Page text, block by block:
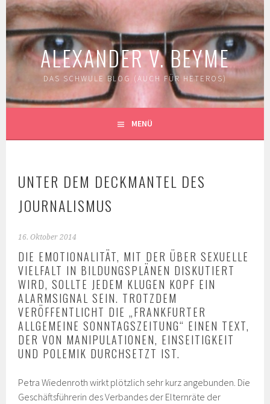
Springe
zum
Inhalt
ALEXANDER V. BEYME
DAS SCHWULE BLOG (AUCH FÜR HETEROS)
MENÜ
UNTER DEM DECKMANTEL DES
JOURNALISMUS
16. Oktober 2014
DIE EMOTIONALITÄT, MIT DER ÜBER SEXUELLE
VIELFALT IN BILDUNGSPLÄNEN DISKUTIERT
WIRD, SOLLTE JEDEM KLUGEN KOPF EIN
ALARMSIGNAL SEIN. TROTZDEM
VERÖFFENTLICHT DIE „FRANKFURTER
ALLGEMEINE SONNTAGSZEITUNG“ EINEN TEXT,
DER VON MANIPULATIONEN, EINSEITIGKEIT
UND POLEMIK DURCHSETZT IST.
Petra Wiedenroth wirkt plötzlich sehr kurz angebunden. Die
Geschäftsführerin des Verbandes der Elternräte der